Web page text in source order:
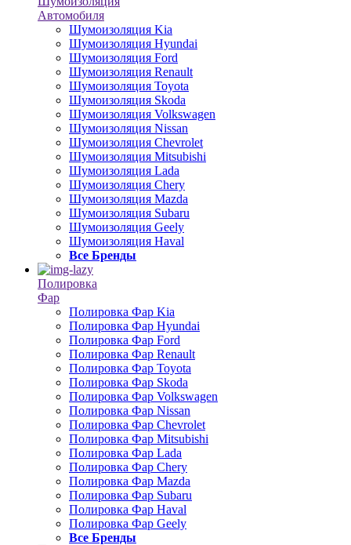
Автомобиля
Шумоизоляция Kia
Шумоизоляция Hyundai
Шумоизоляция Ford
Шумоизоляция Renault
Шумоизоляция Toyota
Шумоизоляция Skoda
Шумоизоляция Volkswagen
Шумоизоляция Nissan
Шумоизоляция Chevrolet
Шумоизоляция Mitsubishi
Шумоизоляция Lada
Шумоизоляция Chery
Шумоизоляция Mazda
Шумоизоляция Subaru
Шумоизоляция Geely
Шумоизоляция Haval
Все Бренды
Полировка
Фар
Полировка Фар Kia
Полировка Фар Hyundai
Полировка Фар Ford
Полировка Фар Renault
Полировка Фар Toyota
Полировка Фар Skoda
Полировка Фар Volkswagen
Полировка Фар Nissan
Полировка Фар Chevrolet
Полировка Фар Mitsubishi
Полировка Фар Lada
Полировка Фар Chery
Полировка Фар Mazda
Полировка Фар Subaru
Полировка Фар Haval
Полировка Фар Geely
Все Бренды